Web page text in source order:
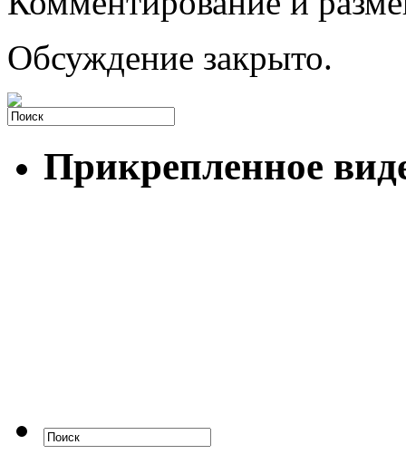
Обсуждение закрыто.
Прикрепленное